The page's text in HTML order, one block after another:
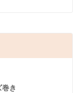
き